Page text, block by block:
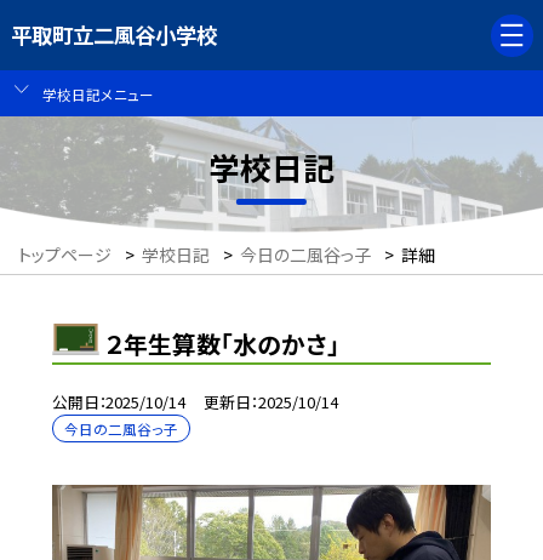
平取町立二風谷小学校
学校日記メニュー
学校日記
トップページ > 学校日記 > 今日の二風谷っ子 > 詳細
２年生算数「水のかさ」
公開日 2025/10/14 更新日 2025/10/14
今日の二風谷っ子